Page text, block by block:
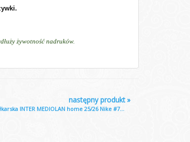
żywotność nadruków.
»
następny produkt
INTER MEDIOLAN home 25/26 Nike #7...